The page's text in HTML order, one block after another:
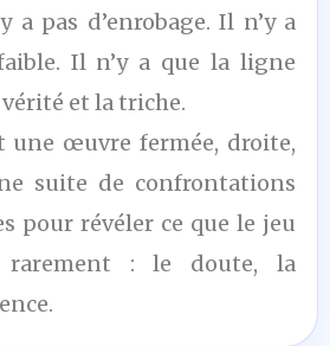
a pas d’enrobage. Il n’y a
Il n’y a que la ligne
et la triche.
une œuvre fermée, droite,
suite de confrontations
pour révéler ce que le jeu
rarement : le doute, la